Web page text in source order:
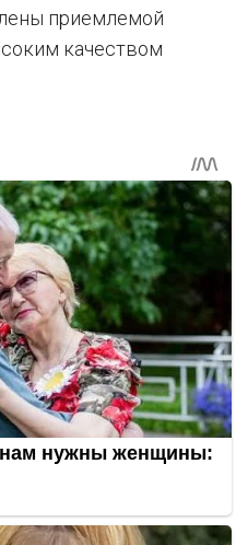
приемлемой
качеством